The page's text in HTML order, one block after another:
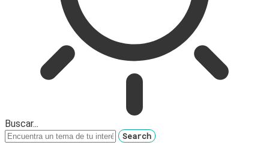
Buscar...